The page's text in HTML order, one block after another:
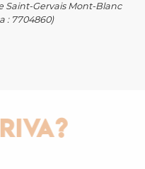
Saint-Gervais Mont-Blanc
: 7704860)